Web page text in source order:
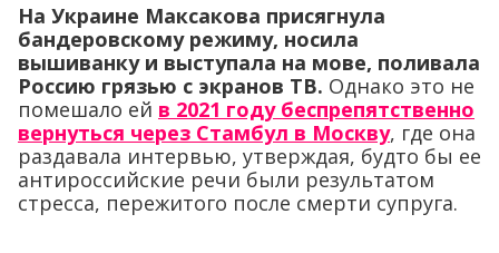
На Украине Максакова присягнула
бандеровскому режиму, носила
вышиванку и выступала на мове, поливала
Россию грязью с экранов ТВ. Однако это не
помешало ей в 2021 году беспрепятственно
вернуться через Стамбул в Москву, где она
раздавала интервью, утверждая, будто бы ее
антироссийские речи были результатом
стресса, пережитого после смерти супруга.